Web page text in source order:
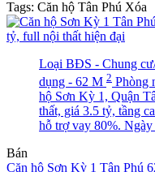
Tags: Căn hộ Tân Phú Xóa
Loại BĐS - Chung
dụng - 62 M 2 Phòng
hộ Sơn Kỳ 1, Quận
thất, giá 3.5 tỷ, tầng
hỗ trợ vay 80%. Ngày
Bán
Căn hộ Sơn Kỳ 1 Tân Phú